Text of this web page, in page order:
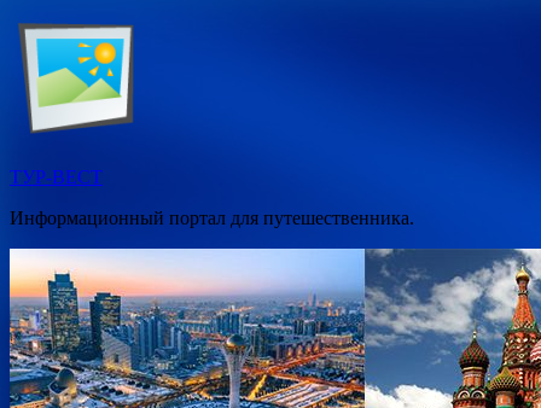
Перейти
содержимому
ТУР-ВЕСТ
Информационный портал для путешественника.